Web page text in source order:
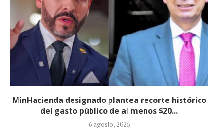
Informe revela que grupos armados ilegales
crecieron 90 % durante la política...
5 agosto, 2026